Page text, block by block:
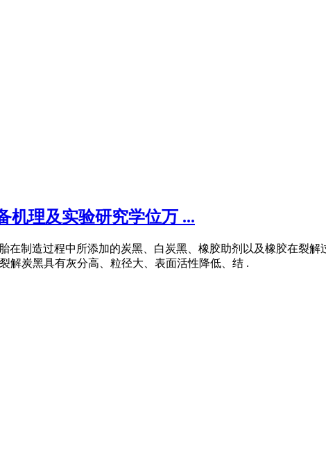
机理及实验研究学位万 ...
在制造过程中所添加的炭黑、白炭黑、橡胶助剂以及橡胶在裂
解炭黑具有灰分高、粒径大、表面活性降低、结 .